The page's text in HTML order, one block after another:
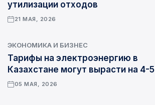
утилизации отходов
21 МАЯ, 2026
ЭКОНОМИКА И БИЗНЕС
Тарифы на электроэнергию в
Казахстане могут вырасти на 4-
05 МАЯ, 2026